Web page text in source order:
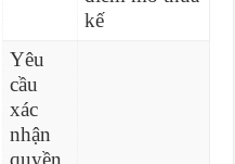
kế
Yêu
cầu
xác
nhận
quyền